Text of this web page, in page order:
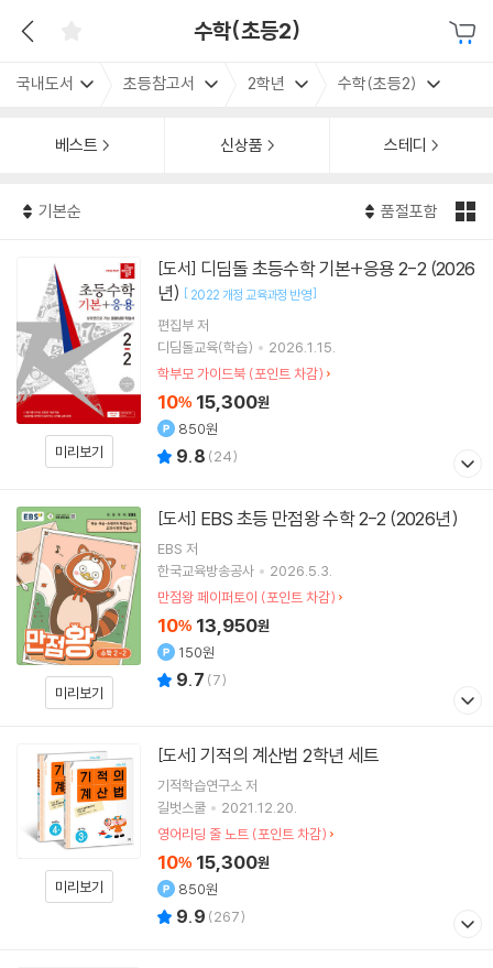
수학(초등2)
국내도서 초등참고서 2학년 수학(초등2)
베스트 신상품 스테디
기본순 품절포함
미리보기
[도서]
년) [ 2022 개정 교육과정 반영]
편집부 저
디딤돌교육(학습)
2026.1.15.
학부모 가이드북 (포인트 차감)
10% 15,300원
850원
9.8 (24)
미리보기
[도서] EBS 초등 만점왕 수학 2-2 (2026년)
EBS 저
한국교육방송공사
2026.5.3.
만점왕 페이퍼토이 (포인트 차감)
10% 13,950원
150원
9.7 (7)
미리보기
[도서] 기적의 계산법 2학년 세트
기적학습연구소저
길벗스쿨
2021.12.20.
영어리딩 줄 노트 (포인트 차감)
10% 15,300원
850원
9.9 (267)